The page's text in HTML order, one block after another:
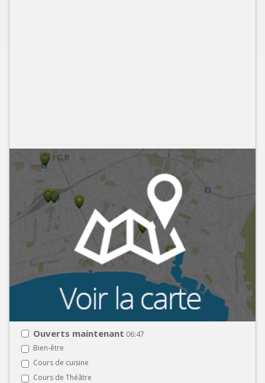
Ouverts maintenant 06:47
Bien-être
Cours de cuisine
Cours de Théâtre